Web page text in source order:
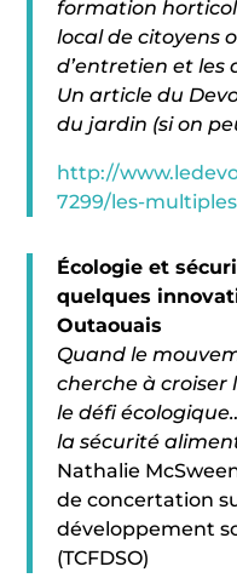
formation
local de citoyens
d’entretien et les
Un article du
du jardin (si on
http://
7299/les-
Écologie et
quelques
Outaouais
Quand le
cherche à
le défi
la sécurité
Nathalie
de concertation
développement
(TCFDSO)